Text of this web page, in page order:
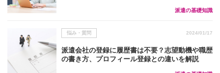
派遣の基礎知識
悩み・質問 2024/01/17
派遣会社の登録に履歴書は不要？志望動機や職歴
の書き方、プロフィール登録との違いを解説